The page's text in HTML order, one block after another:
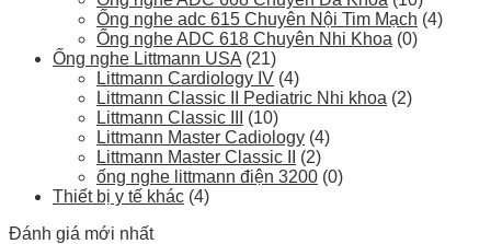
Ống nghe adc 615 Chuyên Nội Tim Mạch (4)
Ống nghe ADC 618 Chuyên Nhi Khoa (0)
Ống nghe Littmann USA (21)
Littmann Cardiology IV (4)
Littmann Classic II Pediatric Nhi khoa (2)
Littmann Classic III
(10)
Littmann Master Cadiology (4)
Littmann Master Classic II
(2)
ống nghe littmann điện 3200 (0)
Thiết bị y tế khác (4)
Đánh giá mới nhất